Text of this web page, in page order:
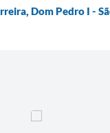
Dom Pedro I -